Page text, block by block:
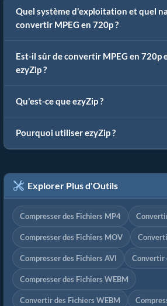
Quel système d'exploitation et quel
convertir MPEG en 720p ?
Est-il sûr de convertir MPEG en 720p
ezyZip ?
Qu'est-ce que ezyZip ?
Pourquoi utiliser ezyZip ?
Explorer Plus d'Outils
Compresser des Fichiers MP4
Compresser des Fichiers MOV
Compresser des Fichiers AVI Convertir
Compresser des Fichiers WEBM
Convertir des Fichiers WEBM